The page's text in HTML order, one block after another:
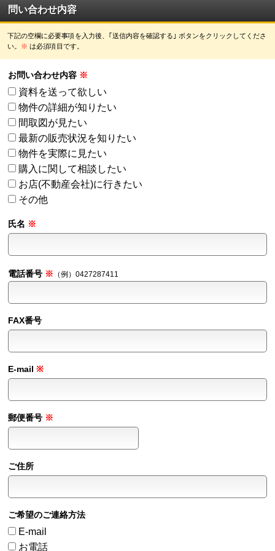
問い合わせ内容
下記の空欄に必要事項を入力後、｢送信内容を確認する｣ ボタンをクリックしてくださ
い。 ※ は必須項目です。
お問い合わせ内容
資料を送って欲しい
物件の詳細が知りたい
間取図が見たい
最新の販売状況を知りたい
物件を実際に見たい
購入に関して相談したい
お店(不動産会社)に行きたい
その他
氏名
電話番号 （例）0427287411
FAX番号
E-mail
郵便番号
ご住所
ご希望のご連絡方法
E-mail
お電話